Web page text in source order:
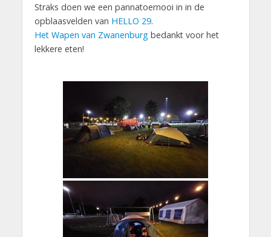
Straks doen we een pannatoernooi in in de
opblaasvelden van HELLO 29.
Het Wapen van Zwanenburgbedankt voor het
lekkere eten!